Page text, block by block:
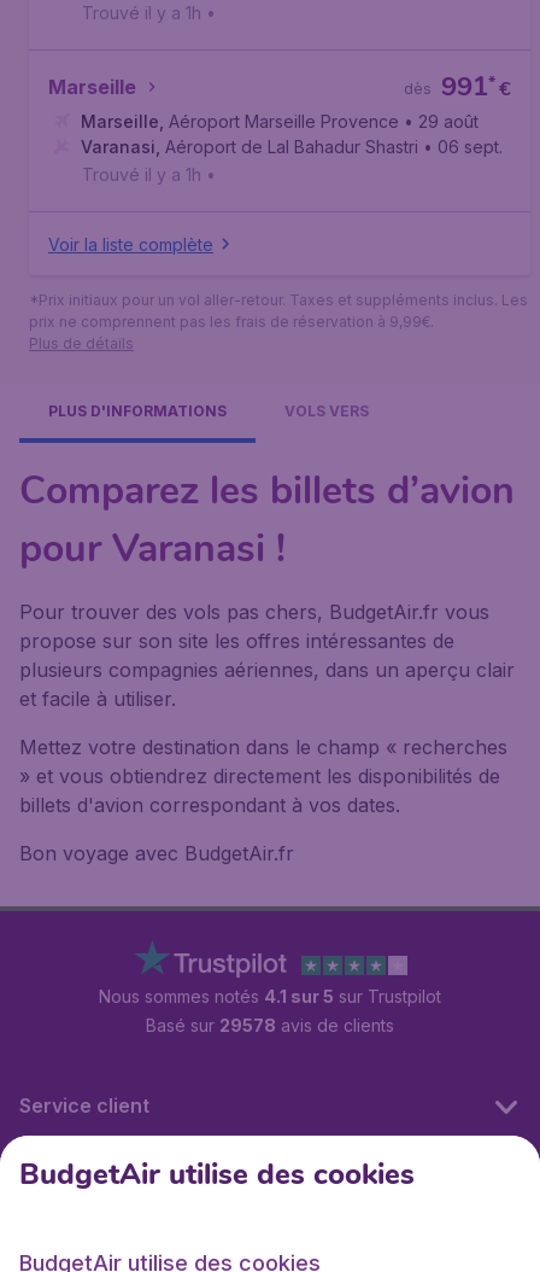
Trouvé il y a 1h •
Marseille €
991*
dès
Marseille Aéroport Marseille Provence • 29 août
Varanasi Aéroport de Lal Bahadur Shastri • 06 sept.
Trouvé il y a 1h •
Voir la liste complète
*Prix initiaux pour un vol aller-retour. Taxes et suppléments inclus. Les
prix ne comprennent pas les frais de réservation à 9,99€.
Plus de détails
PLUS D'INFORMATIONS VOLS VERS
Comparez les billets d’avion
pour Varanasi !
Pour trouver des vols pas chers, BudgetAir.fr vous
propose sur son site les offres intéressantes de
plusieurs compagnies aériennes, dans un aperçu clair
et facile à utiliser.
Mettez votre destination dans le champ « recherches
» et vous obtiendrez directement les disponibilités de
billets d'avion correspondant à vos dates.
Bon voyage avec BudgetAir.fr
Nous sommes notés 4.1 sur 5 sur Trustpilot
Basé sur 29578 avis de clients
Service client
BudgetAir.fr
BudgetAir utilise des cookies
BudgetAir utilise des cookies